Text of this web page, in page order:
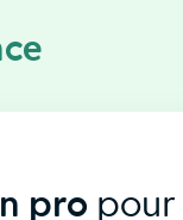
pro pour